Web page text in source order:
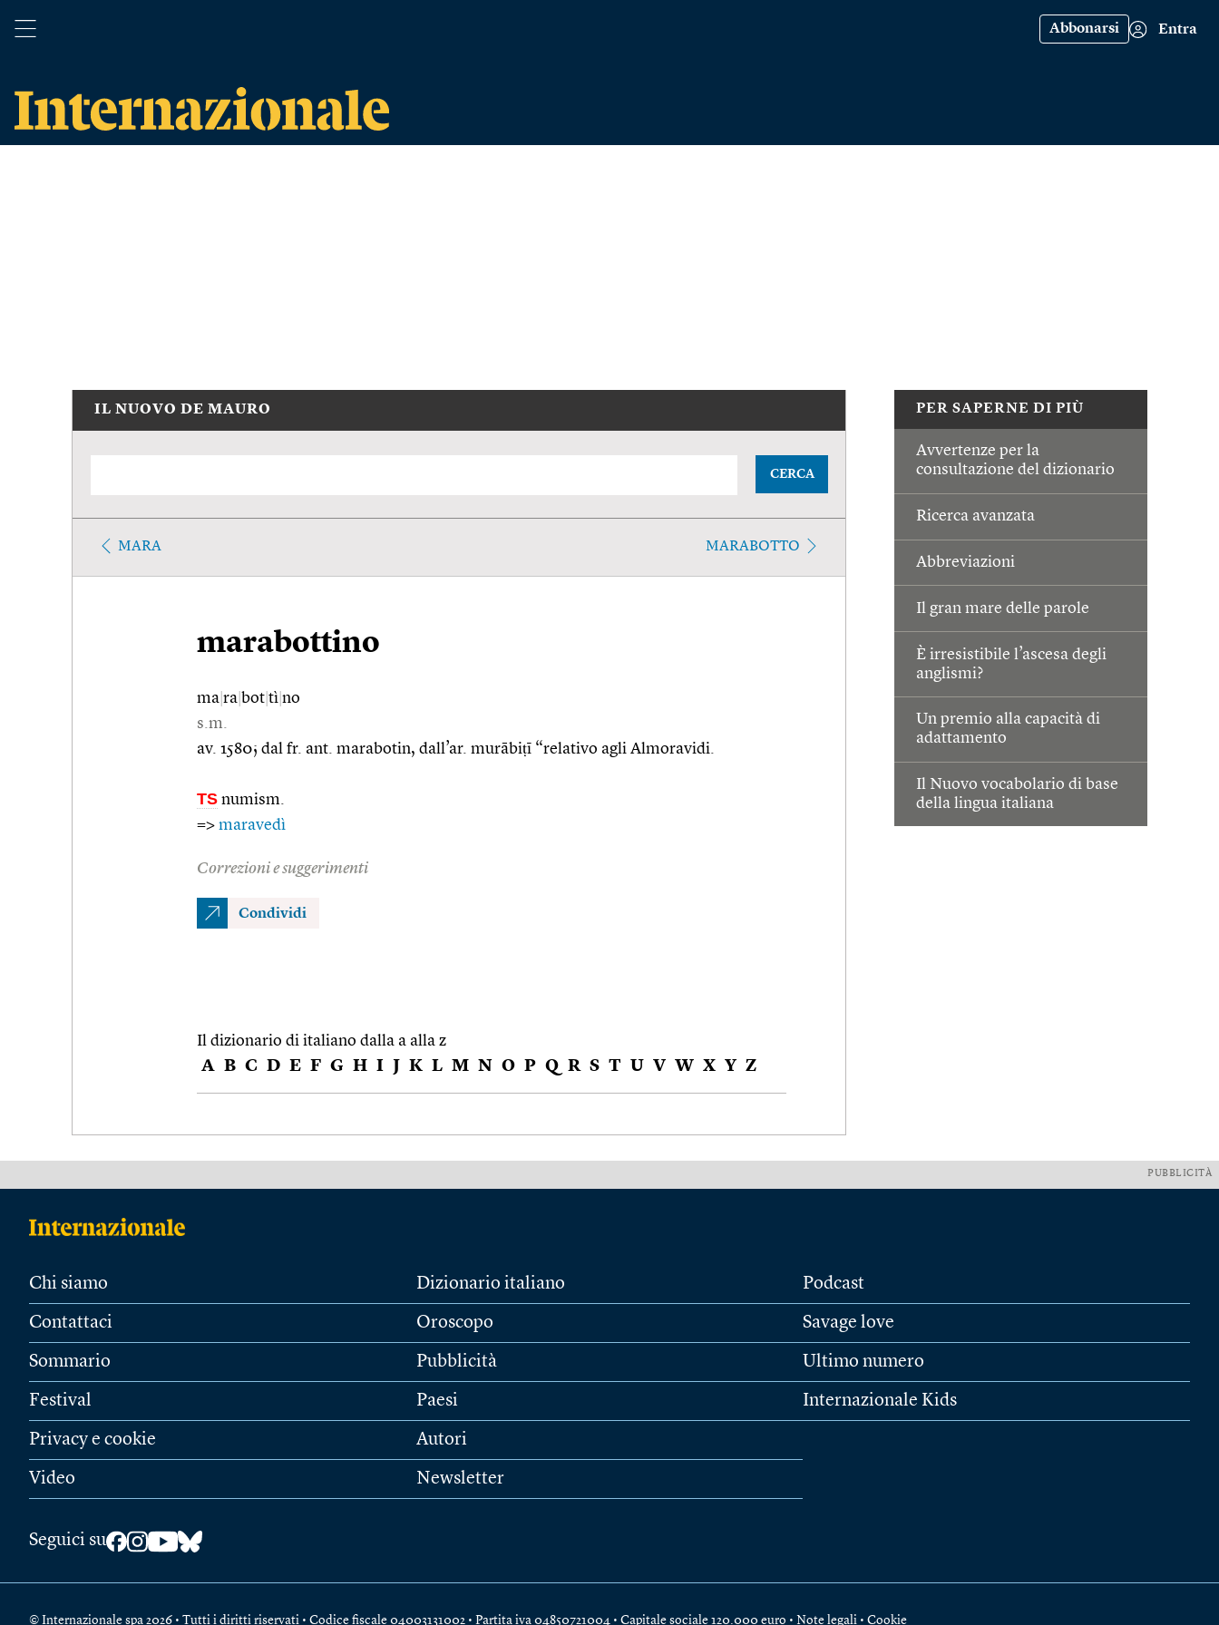
Abbonarsi Entra
PER SAPERNE DI PIÙ
Avvertenze per la
consultazione del dizionario
Ricerca avanzata
Abbreviazioni
Il gran mare delle parole
È irresistibile l’ascesa degli
anglismi?
Un premio alla capacità di
adattamento
Il Nuovo vocabolario di base
della lingua italiana
IL NUOVO DE MAURO
CERCA
MARA MARABOTTO
marabottino
ma ra bot tì no
s.m.
av. 1580; dal fr. ant. marabotin, dall’ar. murābiṭī “relativo agli Almoravidi.
TS numism.
=> maravedì
Correzioni e suggerimenti
Condividi
Il dizionario di italiano dalla a alla z
A B C D E F G H I J K L M N O P Q R S T U V W X Y Z
PUBBLICITÀ
Chi siamo
Contattaci
Sommario
Festival
Privacy e cookie
Video
Dizionario italiano
Oroscopo
Pubblicità
Paesi
Autori
Newsletter
Podcast
Savage love
Ultimo numero
Internazionale Kids
Seguici su
© Internazionale spa 2026 • Tutti i diritti riservati • Codice fiscale 04003131002 • Partita iva 04850721004 • Capitale sociale 120.000 euro • Note legali • Cookie